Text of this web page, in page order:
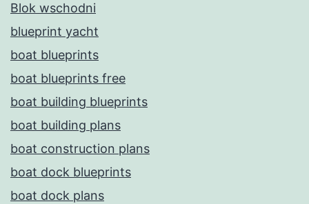
Blok wschodni
blueprint yacht
boat blueprints
boat blueprints free
boat building blueprints
boat building plans
boat construction plans
boat dock blueprints
boat dock plans